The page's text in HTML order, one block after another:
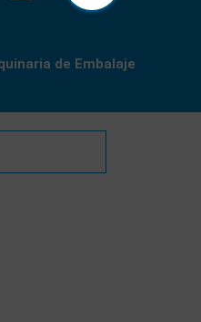
de Embalaje